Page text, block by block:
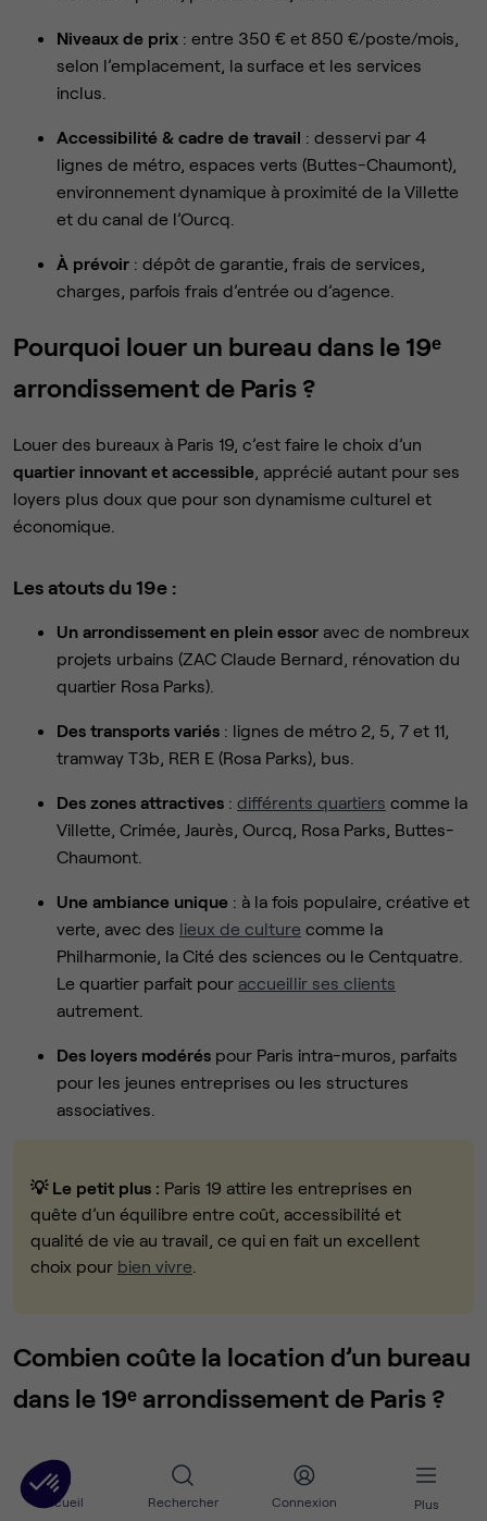
Accueil Rechercher Connexion Plus
Niveaux de prix : entre 350 € et 850 €/poste/mois,
selon l’emplacement, la surface et les services
inclus.
Accessibilité & cadre de travail : desservi par 4
lignes de métro, espaces verts (Buttes-Chaumont),
environnement dynamique à proximité de la Villette
et du canal de l’Ourcq.
À prévoir : dépôt de garantie, frais de services,
charges, parfois frais d’entrée ou d’agence.
Pourquoi louer un bureau dans le 19ᵉ
arrondissement de Paris ?
Louer des bureaux à Paris 19, c’est faire le choix d’un
quartier innovant et accessible , apprécié autant pour ses
loyers plus doux que pour son dynamisme culturel et
économique.
Les atouts du 19e :
Un arrondissement en plein essor avec de nombreux
projets urbains (ZAC Claude Bernard, rénovation du
quartier Rosa Parks).
Des transports variés : lignes de métro 2, 5, 7 et 11,
tramway T3b, RER E (Rosa Parks), bus.
Des zones attractives : différents quartiers comme la
Villette, Crimée, Jaurès, Ourcq, Rosa Parks, Buttes-
Chaumont.
Une ambiance unique : à la fois populaire, créative et
verte, avec des lieux de culture comme la
Philharmonie, la Cité des sciences ou le Centquatre.
Le quartier parfait pour accueillir ses clients
autrement.
Des loyers modérés pour Paris intra-muros, parfaits
pour les jeunes entreprises ou les structures
associatives.
💡 Le petit plus : Paris 19 attire les entreprises en
quête d’un équilibre entre coût, accessibilité et
qualité de vie au travail, ce qui en fait un excellent
choix pour bien vivre
Combien coûte la location d’un bureau
dans le 19ᵉ arrondissement de Paris ?
Type d’espace